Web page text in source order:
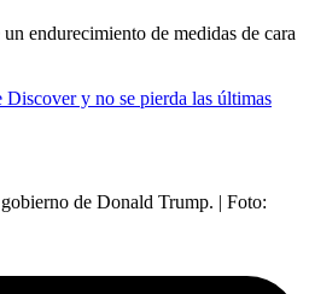
endurecimiento de medidas de cara
y no se pierda las últimas
de Donald Trump. | Foto: